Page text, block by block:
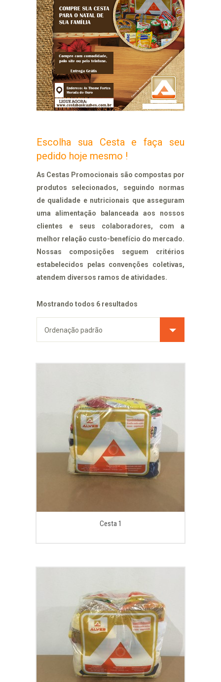
Escolha sua Cesta e faça seu
pedido hoje mesmo !
As Cestas Promocionais são compostas por
produtos selecionados, seguindo normas
de qualidade e nutricionais que asseguram
uma alimentação balanceada aos nossos
clientes e seus colaboradores, com a
melhor relação custo-benefício do mercado.
Nossas composições seguem critérios
estabelecidos pelas convenções coletivas,
atendem diversos ramos de atividades.
Mostrando todos 6 resultados
Cesta 1